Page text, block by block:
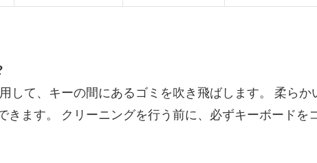
して、キーの間にあるゴミを吹き飛ばします。 柔ら
ます。 クリーニングを行う前に、必ずキーボードを